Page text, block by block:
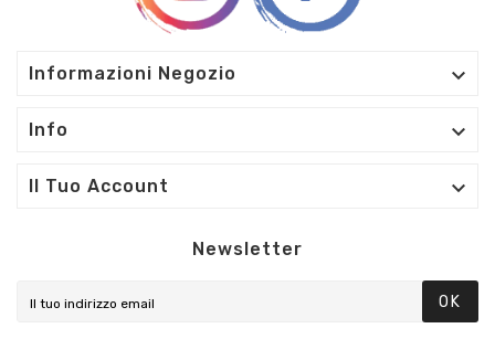
Informazioni Negozio 
Info 
Il Tuo Account 
Newsletter
OK